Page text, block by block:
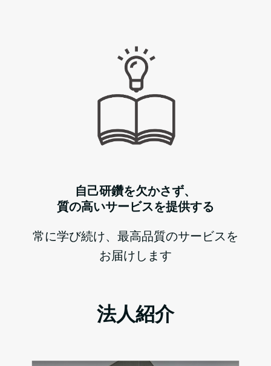
自己研鑽を欠かさず、
質の高いサービスを提供する
常に学び続け、最高品質のサービスを
お届けします
法人紹介